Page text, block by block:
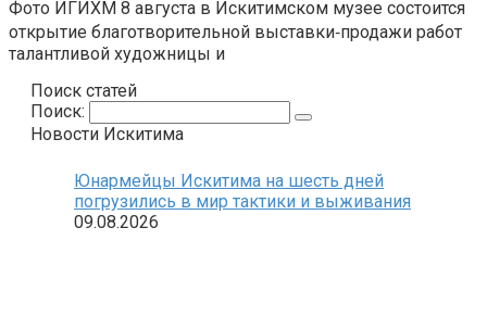
Фото ИГИХМ 8 августа в Искитимском музее состоится
открытие благотворительной выставки‑продажи работ
талантливой художницы и
Поиск статей
Поиск:
Новости Искитима
Юнармейцы Искитима на шесть дней
погрузились в мир тактики и выживания
09.08.2026